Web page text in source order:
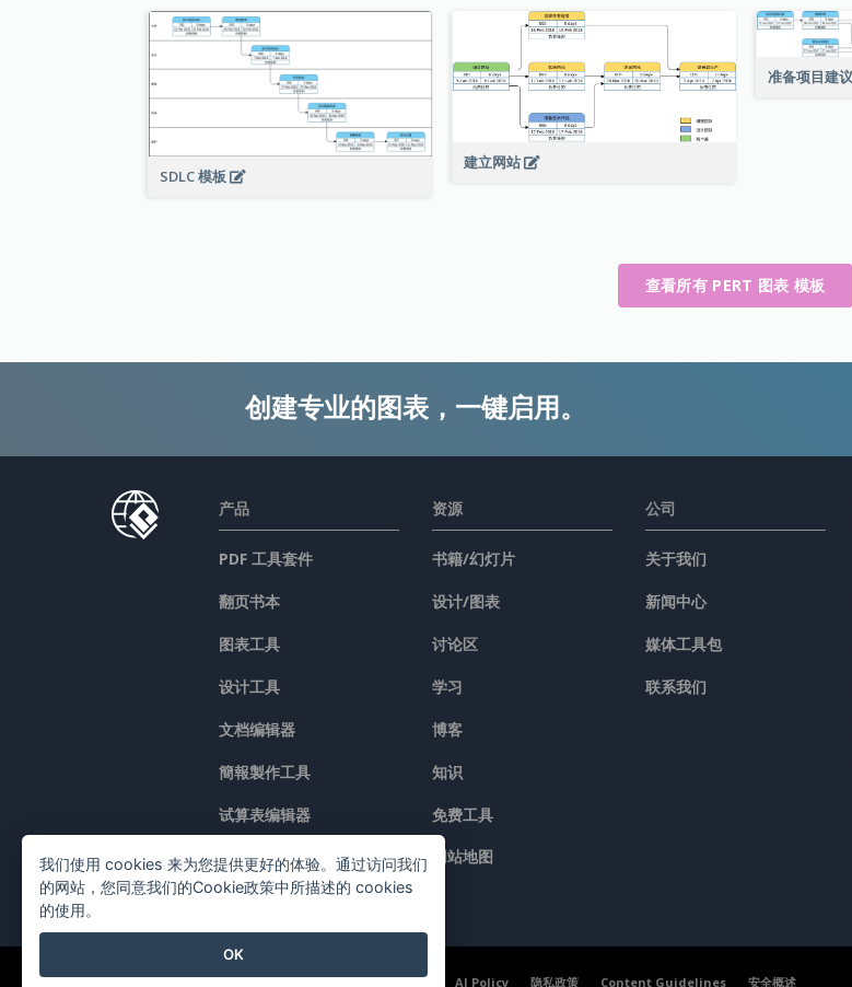
SDLC 模板
建立网站
准备项目建
查看所有 PERT 图表 模板
创建专业的图表，一键启用。
产品
PDF 工具套件
翻页书本
图表工具
设计工具
文档编辑器
簡報製作工具
试算表编辑器
价格
资源
书籍/幻灯片
设计/图表
讨论区
学习
博客
知识
免费工具
网站地图
公司
关于我们
新闻中心
媒体工具包
联系我们
©2026 by Visual Paradigm. 版权所有。 服务条款 AI Policy 隐私政策 Content Guidelines 安全概述
我们使用 cookies 来为您提供更好的体验。通过访问我们
的网站，您同意我们的Cookie政策中所描述的 cookies
的使用。
OK